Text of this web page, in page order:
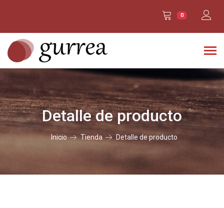
0
Detalle de producto
Inicio Tienda Detalle de producto